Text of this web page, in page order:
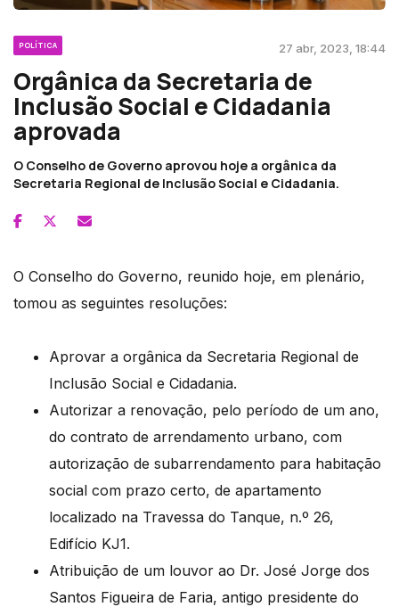
POLÍTICA 27 abr, 2023, 18:44
Orgânica da Secretaria de
Inclusão Social e Cidadania
aprovada
O Conselho de Governo aprovou hoje a orgânica da
Secretaria Regional de Inclusão Social e Cidadania.
O Conselho do Governo, reunido hoje, em plenário,
tomou as seguintes resoluções:
Aprovar a orgânica da Secretaria Regional de
Inclusão Social e Cidadania.
Autorizar a renovação, pelo período de um ano,
do contrato de arrendamento urbano, com
autorização de subarrendamento para habitação
social com prazo certo, de apartamento
localizado na Travessa do Tanque, n.º 26,
Edifício KJ1.
Atribuição de um louvor ao Dr. José Jorge dos
Santos Figueira de Faria, antigo presidente do